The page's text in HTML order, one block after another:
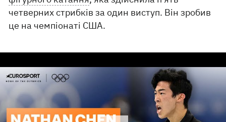
четверних стрибків за один виступ. Він зробив
це на чемпіонаті США.